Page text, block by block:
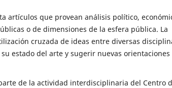
artículos que provean análisis político,
o de dimensiones de la esfera pública. La
cruzada de ideas entre diversas
estado del arte y sugerir nuevas orientaciones
de la actividad interdisciplinaria del Centro